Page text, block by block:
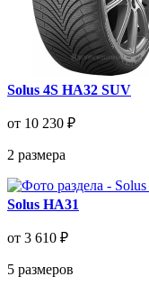
Solus 4S HA32 SUV
от 10 230 ₽
2 размера
Solus HA31
от 3 610 ₽
5 размеров